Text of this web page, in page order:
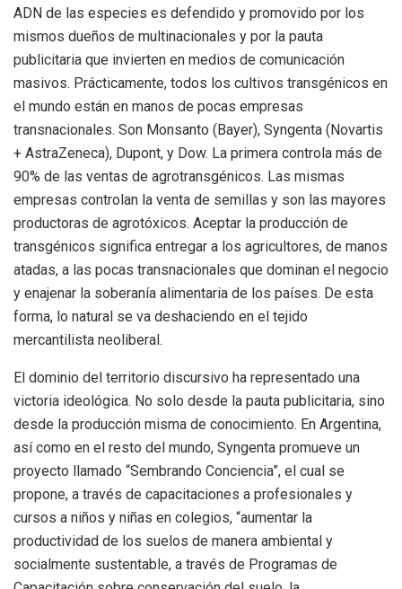
ADN de las especies es defendido y promovido por los
mismos dueños de multinacionales y por la pauta
publicitaria que invierten en medios de comunicación
masivos. Prácticamente, todos los cultivos transgénicos en
el mundo están en manos de pocas empresas
transnacionales. Son Monsanto (Bayer), Syngenta (Novartis
+ AstraZeneca), Dupont, y Dow. La primera controla más de
90% de las ventas de agrotransgénicos. Las mismas
empresas controlan la venta de semillas y son las mayores
productoras de agrotóxicos. Aceptar la producción de
transgénicos significa entregar a los agricultores, de manos
atadas, a las pocas transnacionales que dominan el negocio
y enajenar la soberanía alimentaria de los países. De esta
forma, lo natural se va deshaciendo en el tejido
mercantilista neoliberal.
El dominio del territorio discursivo ha representado una
victoria ideológica. No solo desde la pauta publicitaria, sino
desde la producción misma de conocimiento. En Argentina,
así como en el resto del mundo, Syngenta promueve un
proyecto llamado “Sembrando Conciencia”, el cual se
propone, a través de capacitaciones a profesionales y
cursos a niños y niñas en colegios, “aumentar la
productividad de los suelos de manera ambiental y
socialmente sustentable, a través de Programas de